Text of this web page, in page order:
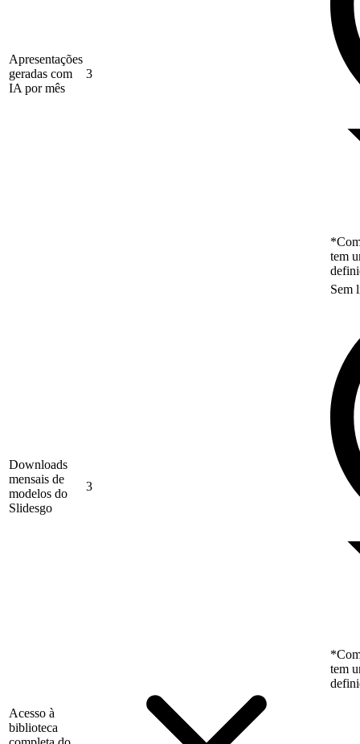
Apresentações
geradas com
IA por mês
3
tem
Downloads
mensais de
modelos do
Slidesgo
3
Sem
tem
Acesso à
biblioteca